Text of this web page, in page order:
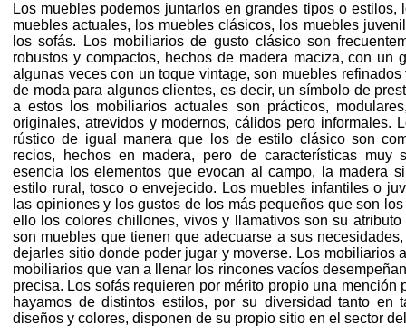
Los muebles podemos juntarlos en grandes tipos o estilos,
muebles actuales, los muebles clásicos, los muebles
los sofás. Los mobiliarios de gusto clásico son
robustos y compactos, hechos de madera maciza, con un
algunas veces con un toque vintage, son muebles
de moda para algunos clientes, es decir, un símbolo de
a estos los mobiliarios actuales son prácticos,
originales, atrevidos y modernos, cálidos pero informales.
rústico de igual manera que los de estilo clásico son
recios, hechos en madera, pero de características muy
esencia los elementos que evocan al campo, la madera
estilo rural, tosco o envejecido. Los muebles infantiles o
las opiniones y los gustos de los más pequeños que son
ello los colores chillones, vivos y llamativos son su
son muebles que tienen que adecuarse a sus
dejarles sitio donde poder jugar y moverse. Los mobiliarios
mobiliarios que van a llenar los rincones vacíos
precisa. Los sofás requieren por mérito propio una mención
hayamos de distintos estilos, por su diversidad tanto en
diseños y colores, disponen de su propio sitio en el sector